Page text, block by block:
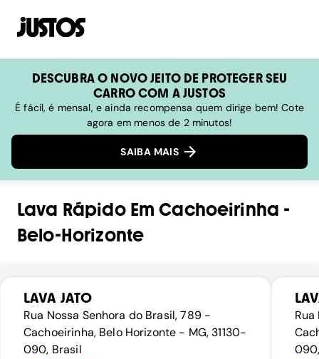
DESCUBRA O NOVO JEITO DE PROTEGER SEU
CARRO COM A JUSTOS
É fácil, é mensal, e ainda recompensa quem dirige bem! Cote
agora em menos de 2 minutos!
SAIBA MAIS
Lava RápidoEmCachoeirinha -
Belo-Horizonte
LAVA JATO
Rua Nossa Senhora do Brasil, 789 -
Cachoeirinha, Belo Horizonte - MG, 31130-
090, Brasil